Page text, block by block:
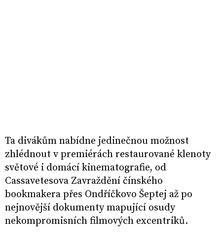
Ta divákům nabídne jedinečnou možnost
zhlédnout v premiérách restaurované klenoty
světové i domácí kinematografie, od
Cassavetesova Zavraždění čínského
bookmakera přes Ondříčkovo Šeptej až po
nejnovější dokumenty mapující osudy
nekompromisních filmových excentriků.